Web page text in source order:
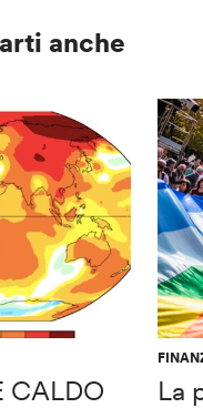
anche
CALDO
La